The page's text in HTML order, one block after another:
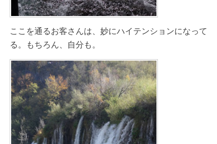
ここを通るお客さんは、妙にハイテンションになって
る。もちろん、自分も。